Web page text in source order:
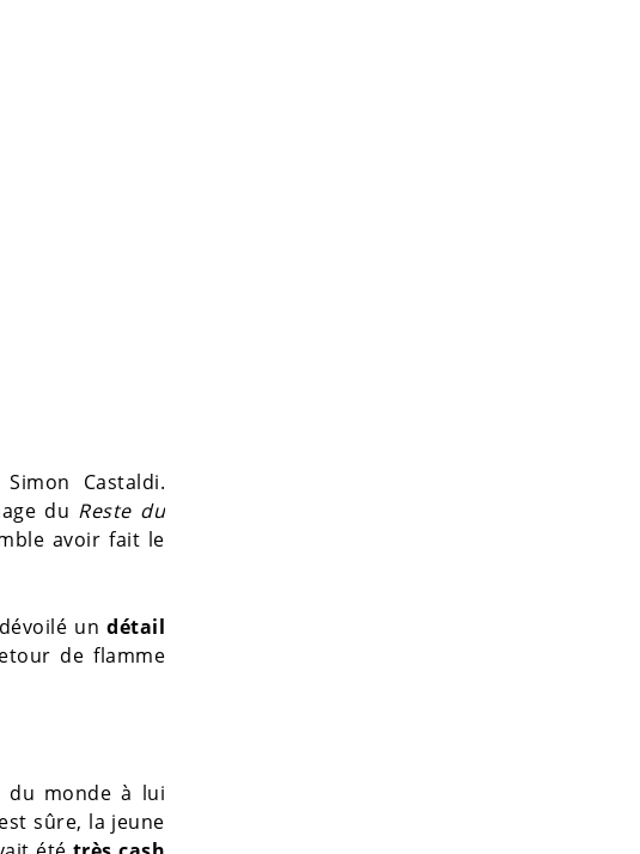
Simon Castaldi.
du Reste du
avoir fait le
un détail
de flamme
du monde à lui
sûre, la jeune